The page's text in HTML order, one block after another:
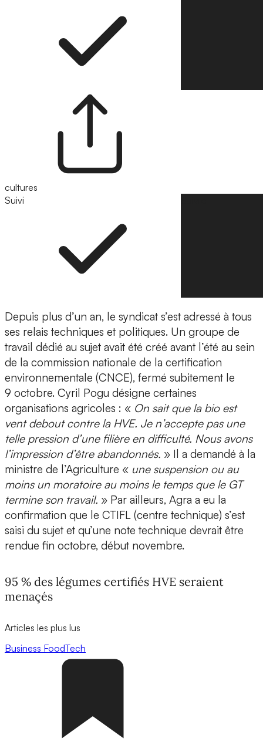
cultures
Suivi
Depuis plus d’un an, le syndicat s’est adressé à tous
ses relais techniques et politiques. Un groupe de
travail dédié au sujet avait été créé avant l’été au sein
de la commission nationale de la certification
environnementale (CNCE), fermé subitement le
9 octobre. Cyril Pogu désigne certaines
organisations agricoles : « On sait que la bio est
vent debout contre la HVE. Je n’accepte pas une
telle pression d’une filière en difficulté. Nous avons
l’impression d’être abandonnés. » Il a demandé à la
ministre de l’Agriculture « une suspension ou au
moins un moratoire au moins le temps que le GT
termine son travail. » Par ailleurs, Agra a eu la
confirmation que le CTIFL (centre technique) s’est
saisi du sujet et qu’une note technique devrait être
rendue fin octobre, début novembre.
95 % des légumes certifiés HVE seraient
menaçés
Articles les plus lus
Business FoodTech